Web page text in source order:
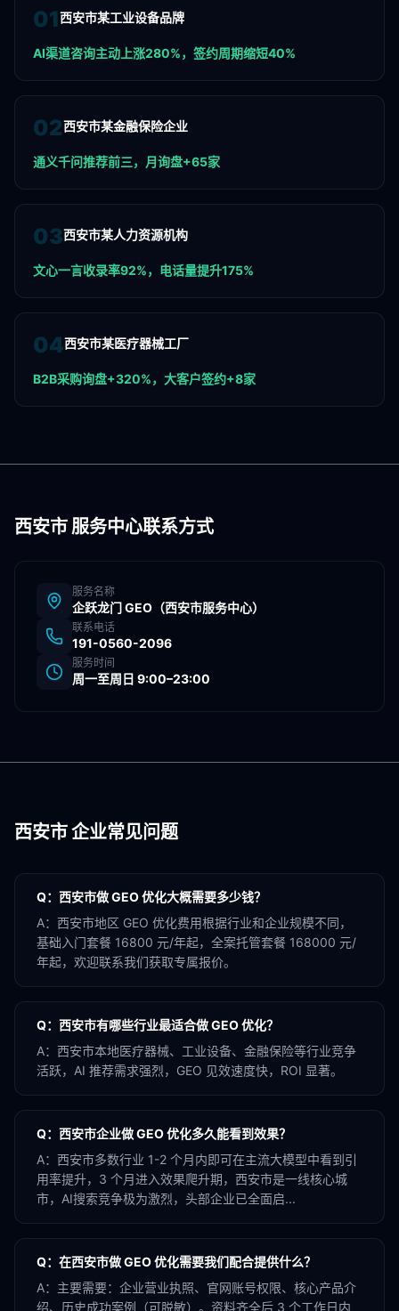
01西安市某工业设备品牌
AI渠道咨询主动上涨280%，签约周期缩短40%
02西安市某金融保险企业
通义千问推荐前三，月询盘+65家
03西安市某人力资源机构
文心一言收录率92%，电话量提升175%
04西安市某医疗器械工厂
B2B采购询盘+320%，大客户签约+8家
西安市服务中心联系方式
服务名称
企跃龙门 GEO（西安市服务中心）
联系电话
191-0560-2096
服务时间
周一至周日 9:00–23:00
西安市企业常见问题
Q： 西安市做 GEO 优化大概需要多少钱？
A： 西安市地区 GEO 优化费用根据行业和企业规模不同，
基础入门套餐 16800 元/年起，全案托管套餐 168000 元/
年起，欢迎联系我们获取专属报价。
Q： 西安市有哪些行业最适合做 GEO 优化？
A： 西安市本地医疗器械、工业设备、金融保险等行业竞争
活跃，AI 推荐需求强烈，GEO 见效速度快，ROI 显著。
Q： 西安市企业做 GEO 优化多久能看到效果？
A： 西安市多数行业 1-2 个月内即可在主流大模型中看到引
用率提升，3 个月进入效果爬升期，西安市是一线核心城
市，AI搜索竞争极为激烈，头部企业已全面启...
Q： 在西安市做 GEO 优化需要我们配合提供什么？
A： 主要需要：企业营业执照、官网账号权限、核心产品介
绍、历史成功案例（可脱敏）。资料齐全后 3 个工作日内